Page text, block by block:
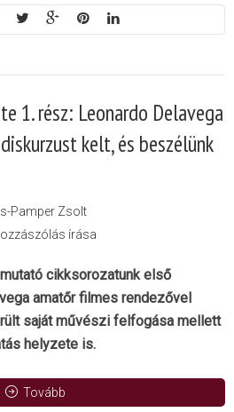
1. rész: Leonardo Delavega
kelt, és beszélünk
Pamper Zsolt
írása
cikksorozatunk első
amatőr filmes rendezővel
saját művészi felfogása mellett
helyzete is.
Tovább